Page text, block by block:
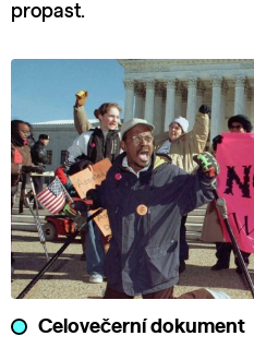
propast.
Celovečerní dokument